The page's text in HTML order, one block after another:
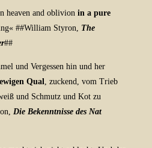
heaven and oblivion in a pure
##William Styron, The
##
und Vergessen hin und her
Qual
, zuckend, vom Trieb
und Schmutz und Kot zu
Die Bekenntnisse des Nat